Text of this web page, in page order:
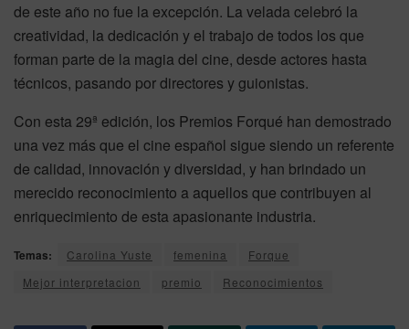
de este año no fue la excepción. La velada celebró la
creatividad, la dedicación y el trabajo de todos los que
forman parte de la magia del cine, desde actores hasta
técnicos, pasando por directores y guionistas.
Con esta 29ª edición, los Premios Forqué han demostrado
una vez más que el cine español sigue siendo un referente
de calidad, innovación y diversidad, y han brindado un
merecido reconocimiento a aquellos que contribuyen al
enriquecimiento de esta apasionante industria.
Temas: Carolina Yuste femenina
Forque
Mejor interpretacion
premio Reconocimientos